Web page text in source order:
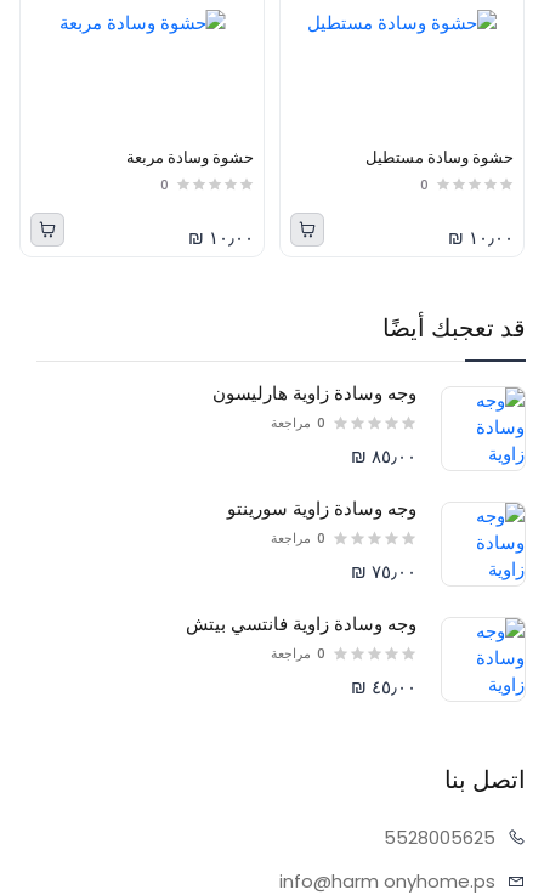
قد تعجبك أيضًا
وجه وسادة زاوية هارليسون
0 مراجعة
٨٥٫٠٠ ₪
وجه وسادة زاوية سورينتو
0 مراجعة
٧٥٫٠٠ ₪
وجه وسادة زاوية فانتسي بيتش
0 مراجعة
٤٥٫٠٠ ₪
حشوة وسادة مستطيل
0
١٠٫٠٠ ₪
حشوة وسادة مربعة
0
١٠٫٠٠ ₪
اتصل بنا
05625
55280
info@harm onyhome.ps